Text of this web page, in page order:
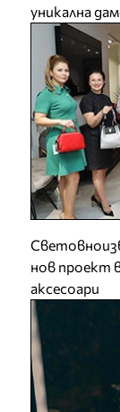
уникална
нов проект
аксесоари